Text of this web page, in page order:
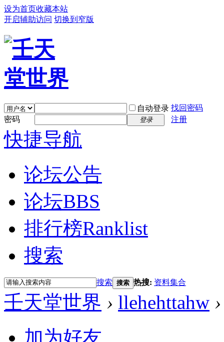
设为首页收藏本站
开启辅助访问 切换到窄版
自动登录 找回密码
密码
登录 注册
快捷导航
论坛公告
论坛BBS
排行榜Ranklist
搜索
搜索 搜索 热搜: 资料集合
壬天堂世界 › llehehttahw ›
加为好友